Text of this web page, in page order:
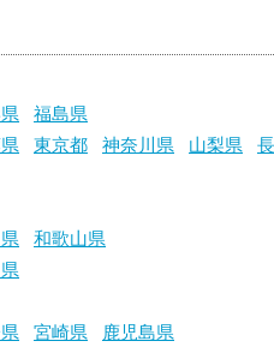
福島県
東京都 神奈川県 山梨県
和歌山県
宮崎県
鹿児島県